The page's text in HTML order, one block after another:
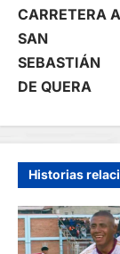
e
g
a
i
ó
CARRETERA A
SAN
SEBASTIÁN
DE QUERA
Historias